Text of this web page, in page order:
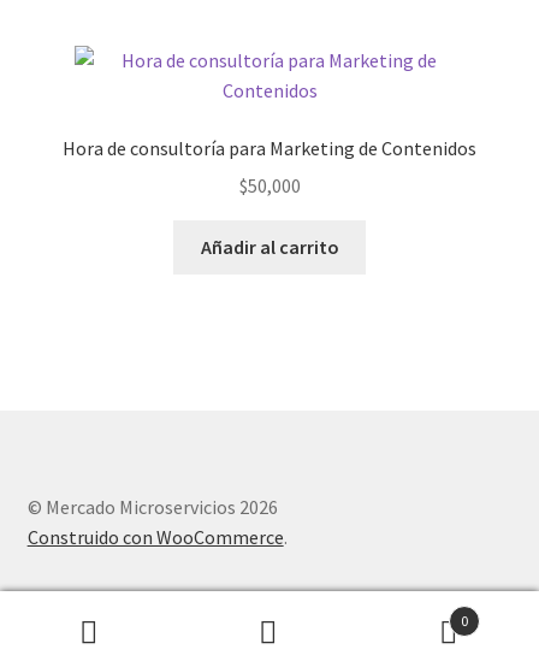
Hora de consultoría para Marketing de Contenidos
$50,000
Añadir al carrito
© Mercado Microservicios 2026
Construido con WooCommerce.
0